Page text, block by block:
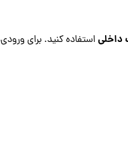
داخلی استفاده کنید. برای